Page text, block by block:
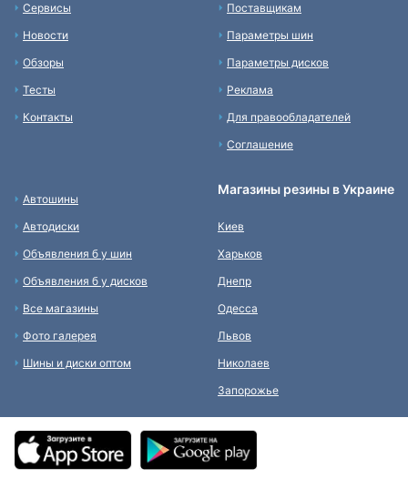
Сервисы
Новости
Обзоры
Тесты
Контакты
Поставщикам
Параметры шин
Параметры дисков
Реклама
Для правообладателей
Соглашение
Автошины
Автодиски
Объявления б у шин
Объявления б у дисков
Все магазины
Фото галерея
Шины и диски оптом
Магазины резины в Украине
Киев
Харьков
Днепр
Одесса
Львов
Николаев
Запорожье